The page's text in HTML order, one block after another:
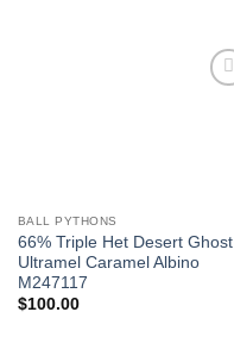
BALL PYTHONS
66% Triple Het Desert Ghost
Ultramel Caramel Albino
M247117
$100.00